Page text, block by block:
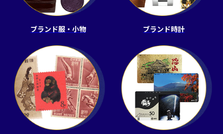
ブランド服・小物 ブランド時計